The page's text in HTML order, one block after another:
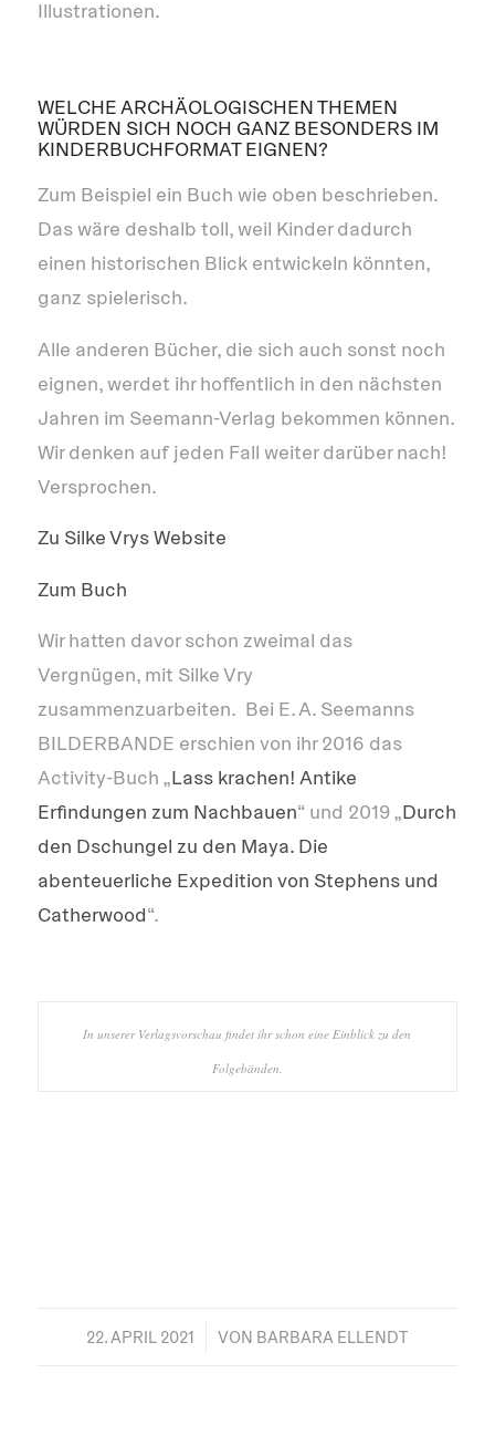
Illustrationen.
WELCHE ARCHÄOLOGISCHEN THEMEN
WÜRDEN SICH NOCH GANZ BESONDERS IM
KINDERBUCHFORMAT EIGNEN?
Zum Beispiel ein Buch wie oben beschrieben.
Das wäre deshalb toll, weil Kinder dadurch
einen historischen Blick entwickeln könnten,
ganz spielerisch.
Alle anderen Bücher, die sich auch sonst noch
eignen, werdet ihr hoffentlich in den nächsten
Jahren im Seemann-Verlag bekommen können.
Wir denken auf jeden Fall weiter darüber nach!
Versprochen.
Zu Silke Vrys Website
Zum Buch
Wir hatten davor schon zweimal das
Vergnügen, mit Silke Vry
zusammenzuarbeiten. Bei E. A. Seemanns
BILDERBANDE erschien von ihr 2016 das
Activity-Buch „Lass krachen! Antike
Erfindungen zum Nachbauen“ und 2019 „Durch
den Dschungel zu den Maya. Die
abenteuerliche Expedition von Stephens und
Catherwood“.
In unserer Verlagsvorschau findet ihr schon eine Einblick zu den
Folgebänden.
22. APRIL 2021
/ VON BARBARA ELLENDT